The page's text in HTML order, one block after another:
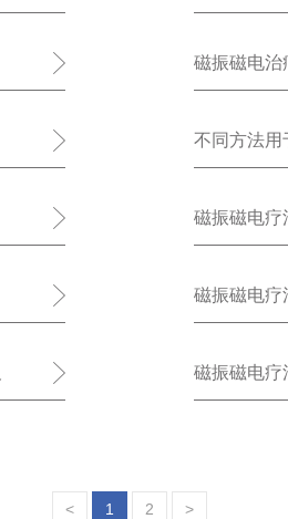
磁振磁电治
不同方法用
磁振磁电疗
磁振磁电疗
磁振磁电疗
< 1 2 >